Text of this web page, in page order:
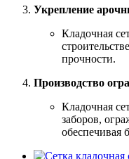
Укрепление
Кладочная
прочности.
Производство
Кладочная
заборов,
обеспечивая